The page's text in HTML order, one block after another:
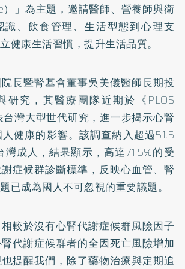
」為主題，邀請醫師、營養師與衛
識、飲食管理、生活型態到心理支
健康生活習慣，提升生活品質。
長暨腎基會董事吳美儀醫師長期投
研究，其醫療團隊近期於《PLOS
灣大型世代研究，進一步揭示心腎
健康的影響。該調查納入超過51.5
成人，結果顯示，高達71.5%的受
症候群診斷標準，反映心血管、腎
已成為國人不可忽視的重要議題。
較於沒有心腎代謝症候群風險因子
代謝症候群者的全因死亡風險增加
提醒我們，除了藥物治療與定期追